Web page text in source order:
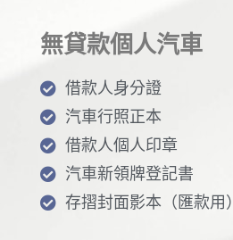
無貸款個人汽車
借款人身分證
汽車行照正本
借款人個人印章
汽車新領牌登記書
存摺封面影本（匯款用）